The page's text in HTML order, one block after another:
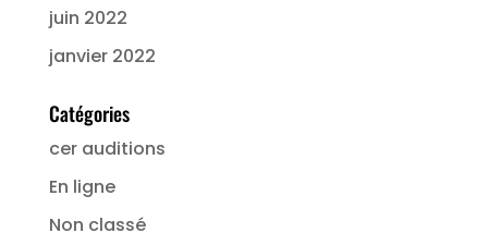
juin 2022
janvier 2022
Catégories
cer auditions
En ligne
Non classé